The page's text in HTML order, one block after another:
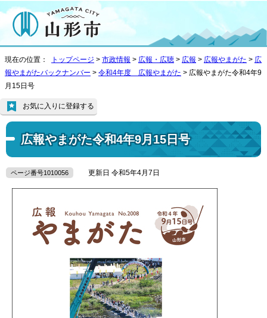
現在の位置： トップページ > 市政情報 > 広報・広聴 > 広報 > 広報やまがた > 広
報やまがたバックナンバー > 令和4年度 広報やまがた > 広報やまがた令和4年9
月15日号
広報やまがた令和4年9月15日号
お気に入りに登録する
ページ番号1010056 更新日 令和5年4月7日